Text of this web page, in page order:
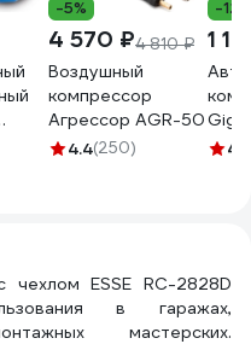
-5%
4 570 ₽4 810 ₽
Воздушный
компрессор
Агрессор AGR-50
4.4(250)
-12%
1
4.4
ESSE RC-2828D
в гаражах,
мастерских.